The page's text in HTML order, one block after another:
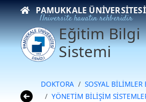
PAMUKKALE ÜNIVERSITESI
Üniversite hayatın rehberidir
Eğitim Bilgi
Sistemi
DOKTORA
SOSYAL BİLİMLER
YÖNETİM BİLİŞİM